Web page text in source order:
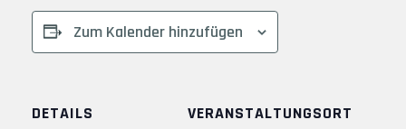
Zum Kalender hinzufügen
DETAILS
VERANSTALTUNGSORT